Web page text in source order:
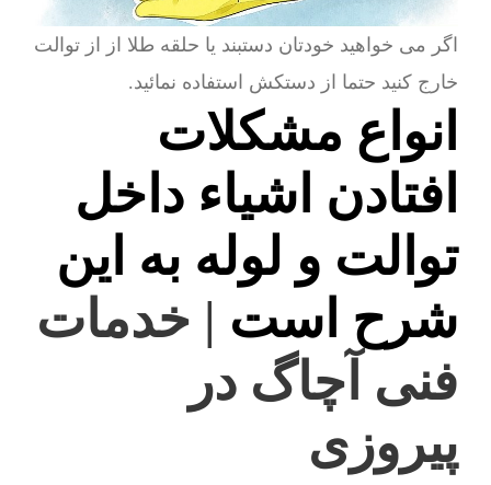
اگر می خواهید خودتان دستبند یا حلقه طلا از از توالت
خارج کنید حتما از دستکش استفاده نمائید.
انواع مشکلات
افتادن اشیاء داخل
توالت و لوله به این
شرح است | خدمات
فنی آچاگ در
پیروزی